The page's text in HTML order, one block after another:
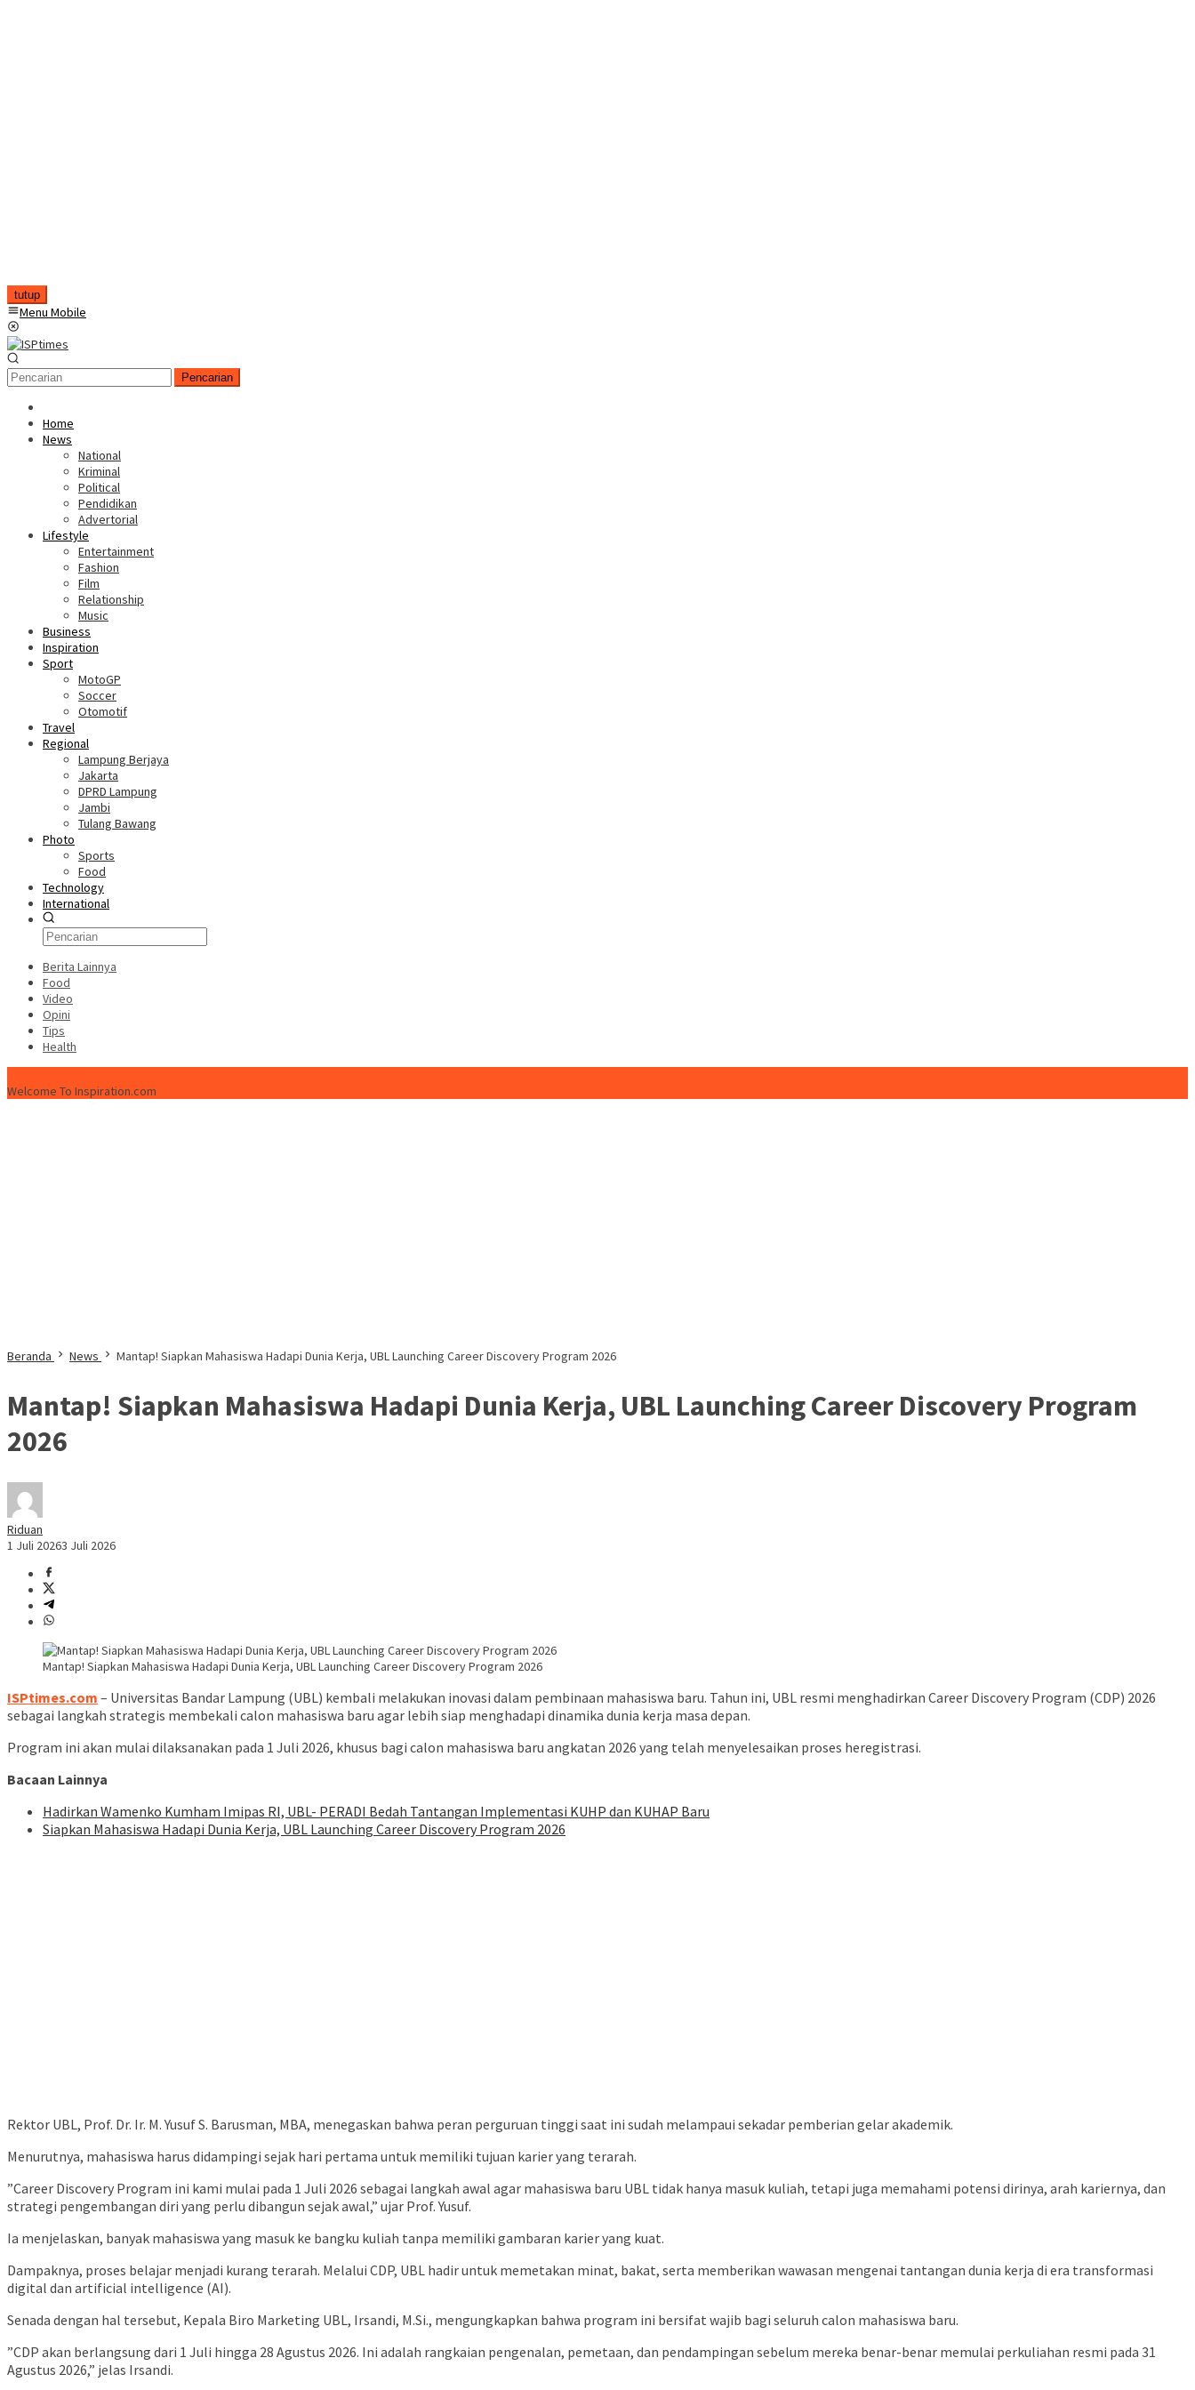
tutup
Menu Mobile
Pencarian
Home
News
National
Kriminal
Political
Pendidikan
Advertorial
Lifestyle
Entertainment
Fashion
Film
Relationship
Music
Business
Inspiration
Sport
MotoGP
Soccer
Otomotif
Travel
Regional
Lampung Berjaya
Jakarta
DPRD Lampung
Jambi
Tulang Bawang
Photo
Sports
Food
Technology
International
Berita Lainnya
Food
Video
Opini
Tips
Health
Welcome To Inspiration.com
Beranda News Mantap! Siapkan Mahasiswa Hadapi Dunia Kerja, UBL Launching Career Discovery Program 2026
Mantap! Siapkan Mahasiswa Hadapi Dunia Kerja, UBL Launching Career Discovery Program
2026
Riduan
1 Juli 20263 Juli 2026
Mantap! Siapkan Mahasiswa Hadapi Dunia Kerja, UBL Launching Career Discovery Program 2026
ISPtimes.com – Universitas Bandar Lampung (UBL) kembali melakukan inovasi dalam pembinaan mahasiswa baru. Tahun ini, UBL resmi menghadirkan Career Discovery Program (CDP) 2026
sebagai langkah strategis membekali calon mahasiswa baru agar lebih siap menghadapi dinamika dunia kerja masa depan.
​Program ini akan mulai dilaksanakan pada 1 Juli 2026, khusus bagi calon mahasiswa baru angkatan 2026 yang telah menyelesaikan proses heregistrasi.
Bacaan Lainnya
Hadirkan Wamenko Kumham Imipas RI, UBL- PERADI Bedah Tantangan Implementasi KUHP dan KUHAP Baru
Siapkan Mahasiswa Hadapi Dunia Kerja, UBL Launching Career Discovery Program 2026
​Rektor UBL, Prof. Dr. Ir. M. Yusuf S. Barusman, MBA, menegaskan bahwa peran perguruan tinggi saat ini sudah melampaui sekadar pemberian gelar akademik.
Menurutnya, mahasiswa harus didampingi sejak hari pertama untuk memiliki tujuan karier yang terarah.
​”Career Discovery Program ini kami mulai pada 1 Juli 2026 sebagai langkah awal agar mahasiswa baru UBL tidak hanya masuk kuliah, tetapi juga memahami potensi dirinya, arah kariernya, dan
strategi pengembangan diri yang perlu dibangun sejak awal,” ujar Prof. Yusuf.
​Ia menjelaskan, banyak mahasiswa yang masuk ke bangku kuliah tanpa memiliki gambaran karier yang kuat.
Dampaknya, proses belajar menjadi kurang terarah. Melalui CDP, UBL hadir untuk memetakan minat, bakat, serta memberikan wawasan mengenai tantangan dunia kerja di era transformasi
digital dan artificial intelligence (AI).
​Senada dengan hal tersebut, Kepala Biro Marketing UBL, Irsandi, M.Si., mengungkapkan bahwa program ini bersifat wajib bagi seluruh calon mahasiswa baru.
​”CDP akan berlangsung dari 1 Juli hingga 28 Agustus 2026. Ini adalah rangkaian pengenalan, pemetaan, dan pendampingan sebelum mereka benar-benar memulai perkuliahan resmi pada 31
Agustus 2026,” jelas Irsandi.